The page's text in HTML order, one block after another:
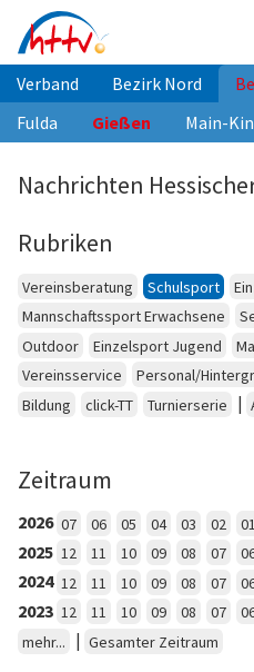
Inhalt
springen
Verband Bezirk Nord
Fulda
Gießen Main-
Nachrichten
Rubriken
Vereinsberatung Schulsport
Mannschaftssport Erwachsene
Outdoor
Einzelsport Jugend
Vereinsservice
Personal/
Bildung
click-TT Turnierserie |
Zeitraum
2026 07 06 05 04 03 02 01
2025 12 11 10 09 08 07
2024 12 11 10 09 08 07
2023 12 11 10 09 08 07
mehr...
| Gesamter Zeitraum